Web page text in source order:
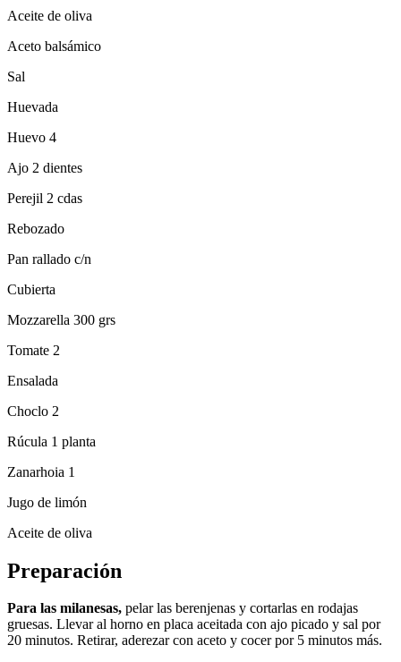
Aceite de oliva
Aceto balsámico
Sal
Huevada
Huevo 4
Ajo 2 dientes
Perejil 2 cdas
Rebozado
Pan rallado c/n
Cubierta
Mozzarella 300 grs
Tomate 2
Ensalada
Choclo 2
Rúcula 1 planta
Zanarhoia 1
Jugo de limón
Aceite de oliva
Preparación
Para las milanesas, pelar las berenjenas y cortarlas en rodajas
gruesas. Llevar al horno en placa aceitada con ajo picado y sal por
20 minutos. Retirar, aderezar con aceto y cocer por 5 minutos más.